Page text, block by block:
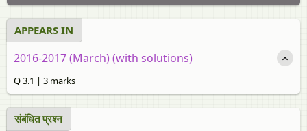
APPEARS IN
2016-2017 (March) (with solutions)
Q 3.1 | 3 marks
संबंधित प्रश्‍न